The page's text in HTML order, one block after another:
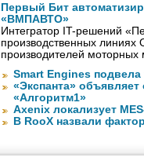
Первый Бит
«ВМПАВТО»
Интегратор IT-решений
производственных
производителей
Smart Engines подвела
«Экспанта»
«Алгоритм1»
Axenix локализует
В RooX назвали